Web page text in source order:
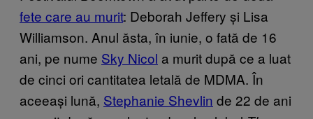
fete care au murit: Deborah Jeffery și Lisa
Williamson. Anul ăsta, în iunie, o fată de 16
ani, pe nume Sky Nicol a murit după ce a luat
de cinci ori cantitatea letală de MDMA. În
aceeași lună, Stephanie Shevlin de 22 de ani